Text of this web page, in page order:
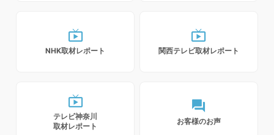
live_tv
NHK取材レポート
live_tv
関西テレビ取材レポート
live_tv
テレビ神奈川
取材レポート
forum
お客様のお声